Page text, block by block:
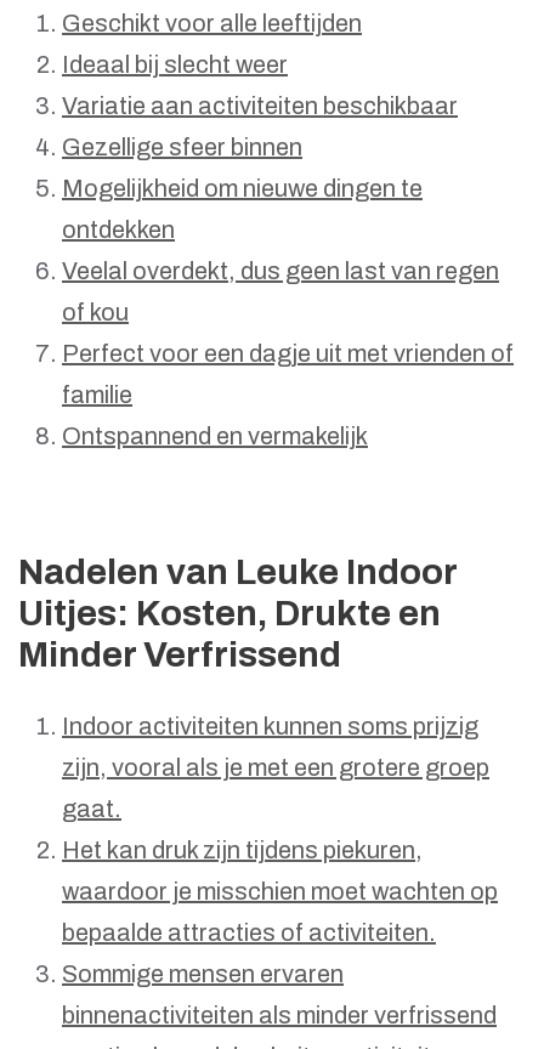
Geschikt voor alle leeftijden
Ideaal bij slecht weer
Variatie aan activiteiten beschikbaar
Gezellige sfeer binnen
Mogelijkheid om nieuwe dingen te
ontdekken
Veelal overdekt, dus geen last van regen
of kou
Perfect voor een dagje uit met vrienden of
familie
Ontspannend en vermakelijk
Nadelen van Leuke Indoor
Uitjes: Kosten, Drukte en
Minder Verfrissend
Indoor activiteiten kunnen soms prijzig
zijn, vooral als je met een grotere groep
gaat.
Het kan druk zijn tijdens piekuren,
waardoor je misschien moet wachten op
bepaalde attracties of activiteiten.
Sommige mensen ervaren
binnenactiviteiten als minder verfrissend